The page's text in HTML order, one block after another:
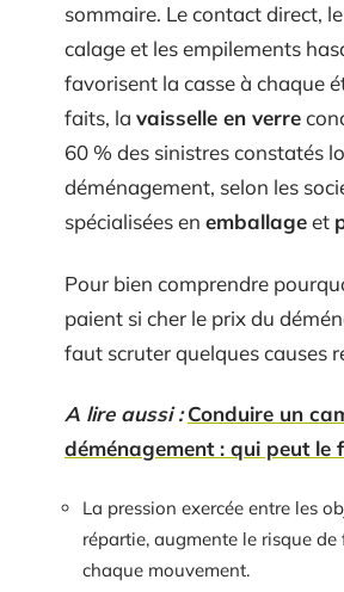
sommaire. Le contact direct,
calage et les empilements
favorisent la casse à chaque
faits, la vaisselle en verre
60 % des sinistres constatés
déménagement, selon les
spécialisées en emballageet
Pour bien comprendre
paient si cher le prix du
faut scruter quelques causes
A lire aussi : Conduire un
déménagement : qui peut le
La pression exercée entre les
répartie, augmente le risque de
chaque mouvement.